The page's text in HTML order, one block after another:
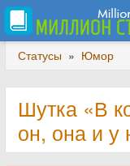
Статусы » Юмор
Шутка «В
он, она и у